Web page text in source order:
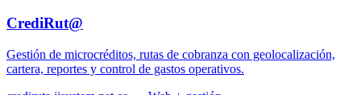
CrediRut@
Gestión de microcréditos, rutas de cobranza con geolocalización,
cartera, reportes y control de gastos operativos.